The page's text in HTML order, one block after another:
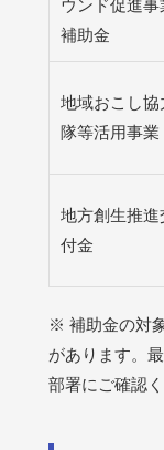
ウンド促進事
補助金
地域おこし協
隊等活用事業
地方創生推進
付金
※ 補助金の対
があります。
部署にご確認く